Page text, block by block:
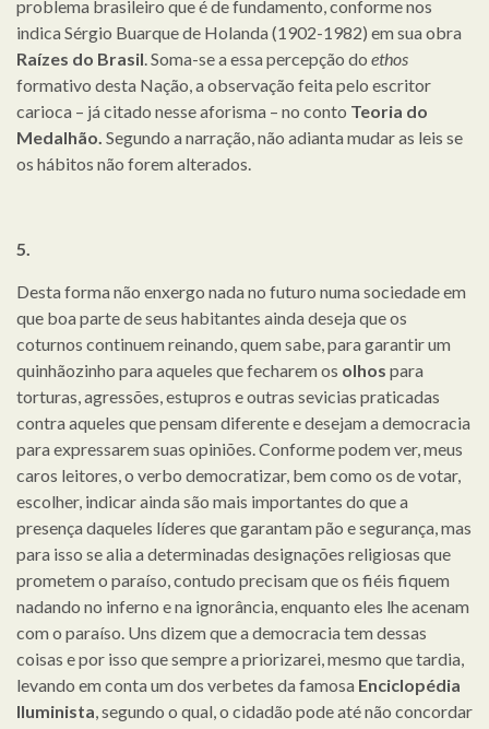
problema brasileiro que é de fundamento, conforme nos
indica Sérgio Buarque de Holanda (1902-1982) em sua obra
Raízes do Brasil . Soma-se a essa percepção do ethos
formativo desta Nação, a observação feita pelo escritor
carioca – já citado nesse aforisma – no conto Teoria do
Medalhão. Segundo a narração, não adianta mudar as leis se
os hábitos não forem alterados.
5.
Desta forma não enxergo nada no futuro numa sociedade em
que boa parte de seus habitantes ainda deseja que os
coturnos continuem reinando, quem sabe, para garantir um
quinhãozinho para aqueles que fecharem os olhos para
torturas, agressões, estupros e outras sevicias praticadas
contra aqueles que pensam diferente e desejam a democracia
para expressarem suas opiniões. Conforme podem ver, meus
caros leitores, o verbo democratizar, bem como os de votar,
escolher, indicar ainda são mais importantes do que a
presença daqueles líderes que garantam pão e segurança, mas
para isso se alia a determinadas designações religiosas que
prometem o paraíso, contudo precisam que os fiéis fiquem
nadando no inferno e na ignorância, enquanto eles lhe acenam
com o paraíso. Uns dizem que a democracia tem dessas
coisas e por isso que sempre a priorizarei, mesmo que tardia,
levando em conta um dos verbetes da famosa Enciclopédia
Iluminista , segundo o qual, o cidadão pode até não concordar